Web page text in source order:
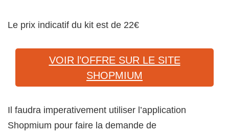
Le prix indicatif du kit est de 22€
VOIR l’OFFRE SUR LE SITE
SHOPMIUM
Il faudra imperativement utiliser l’application
Shopmium pour faire la demande de